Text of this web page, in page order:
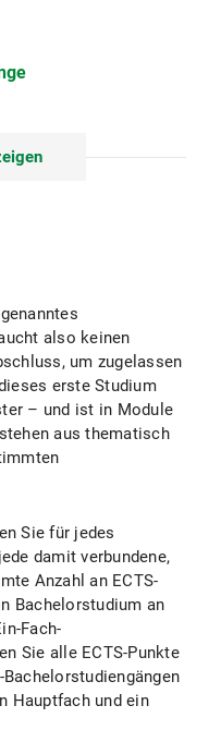
also keinen
um zugelassen
erste Studium
– und ist in Module
aus thematisch
Sie für jedes
damit verbundene,
Anzahl an ECTS-
Bachelorstudium an
Fach-
Sie alle ECTS-Punkte
Hauptfach und ein